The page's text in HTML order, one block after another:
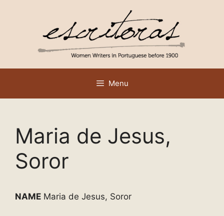
Menu
Maria de Jesus,
Soror
NAME Maria de Jesus, Soror